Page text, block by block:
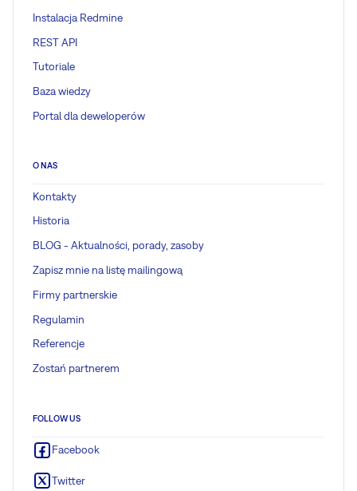
Instalacja Redmine
REST API
Tutoriale
Baza wiedzy
Portal dla deweloperów
O NAS
Kontakty
Historia
BLOG - Aktualności, porady, zasoby
Zapisz mnie na listę mailingową
Firmy partnerskie
Regulamin
Referencje
Zostań partnerem
FOLLOW US
Facebook
Twitter